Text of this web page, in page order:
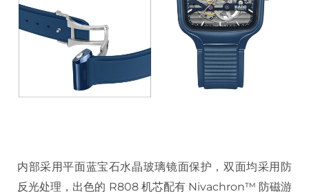
内部采用平面蓝宝石水晶玻璃镜面保护，双面均采用防
反光处理，出色的 R808 机芯配有 Nivachron™ 防磁游